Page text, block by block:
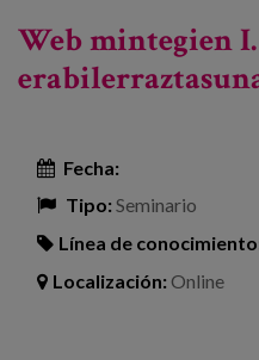
Web mintegien
Fecha:
Tipo:Seminario
Línea de
Localización:Online